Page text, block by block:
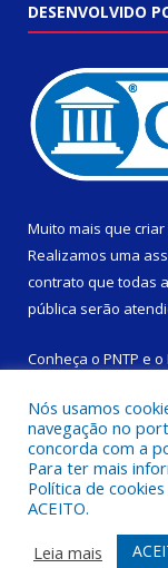
DESENVOLVIDO
Muito mais que criar
Realizamos uma
contrato que todas
pública serão
Conheça o PNTP e o
Todos os
Mapa do Site
Nós usamos
navegação no
concorda com a
Para ter mais
Política de cookies
ACEITO.
Leia mais